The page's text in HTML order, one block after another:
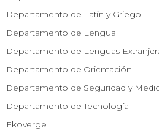
Departamento de Latín y Griego
Departamento de Lengua
Departamento de Lenguas
Departamento de Orientación
Departamento de Seguridad y
Departamento de Tecnología
Ekovergel